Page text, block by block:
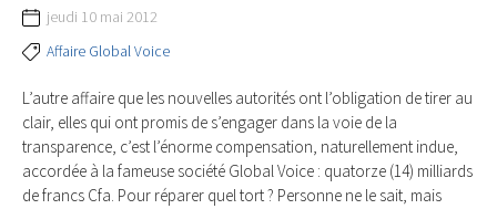
jeudi 10 mai 2012
Affaire Global Voice
L’autre affaire que les nouvelles autorités ont l’obligation de tirer au
clair, elles qui ont promis de s’engager dans la voie de la
transparence, c’est l’énorme compensation, naturellement indue,
accordée à la fameuse société Global Voice : quatorze (14) milliards
de francs Cfa. Pour réparer quel tort ? Personne ne le sait, mais